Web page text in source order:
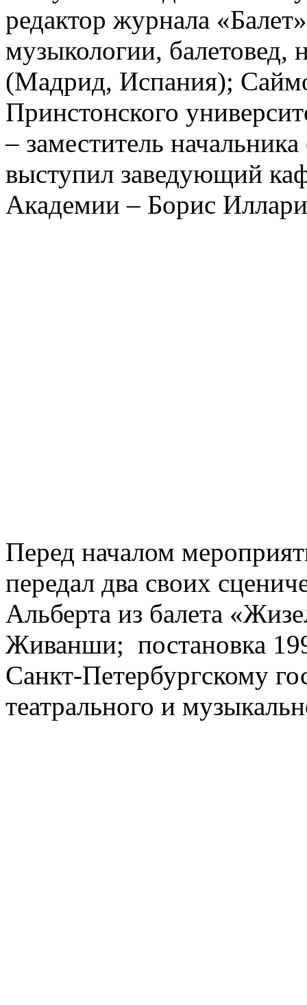
редактор журнала
музыкологии, балетовед,
(Мадрид, Испания);
Принстонского
– заместитель
выступил заведующий
Академии – Борис
Перед началом
передал два своих
Альберта из балета
Живанши; постановка
Санкт-Петербургскому
театрального и